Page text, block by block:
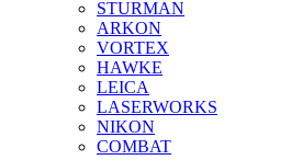
STURMAN
ARKON
VORTEX
HAWKE
LEICA
LASERWORKS
NIKON
COMBAT